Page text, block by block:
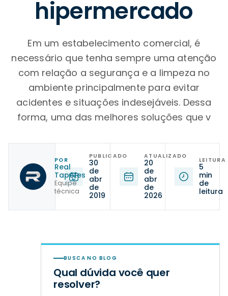
hipermercado
Em um estabelecimento comercial, é
necessário que tenha sempre uma atenção
com relação a segurança e a limpeza no
ambiente principalmente para evitar
acidentes e situações indesejáveis. Dessa
forma, uma das melhores soluções que v
POR
Real
Tapetes
Equipe
técnica
PUBLICADO
30
de
abr
de
2019
ATUALIZADO
20
de
abr
de
2026
LEITURA
5
min
de
leitura
BUSCA NO BLOG
Qual dúvida você quer
resolver?